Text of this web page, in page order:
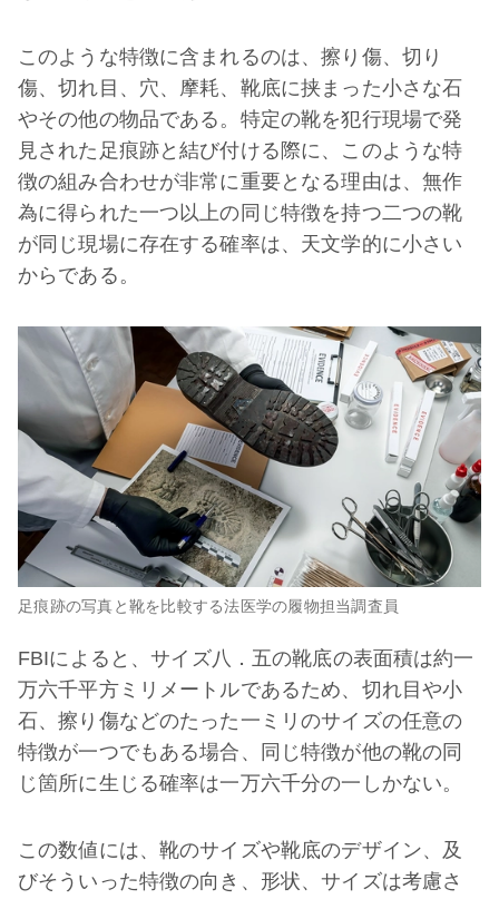
このような特徴に含まれるのは、擦り傷、切り
傷、切れ目、穴、摩耗、靴底に挟まった小さな石
やその他の物品である。特定の靴を犯行現場で発
見された足痕跡と結び付ける際に、このような特
徴の組み合わせが非常に重要となる理由は、無作
為に得られた一つ以上の同じ特徴を持つ二つの靴
が同じ現場に存在する確率は、天文学的に小さい
からである。
足痕跡の写真と靴を比較する法医学の履物担当調査員
FBIによると、サイズ八．五の靴底の表面積は約一
万六千平方ミリメートルであるため、切れ目や小
石、擦り傷などのたった一ミリのサイズの任意の
特徴が一つでもある場合、同じ特徴が他の靴の同
じ箇所に生じる確率は一万六千分の一しかない。
この数値には、靴のサイズや靴底のデザイン、及
びそういった特徴の向き、形状、サイズは考慮さ